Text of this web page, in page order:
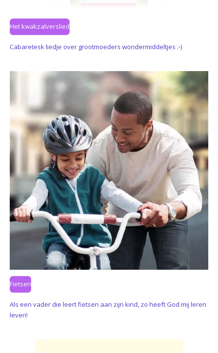
Het kwakzalverslied
Cabaretesk liedje over grootmoeders wondermiddeltjes :-)
Fietsen
Als een vader die leert fietsen aan zijn kind, zo heeft God mij leren
leven!